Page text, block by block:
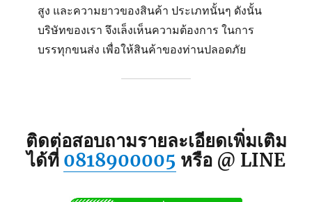
สูง และความยาวของสินค้า ประเภทนั้นๆ ดังนั้น
บริษัทของเรา จึงเล็งเห็นความต้องการ ในการ
บรรทุกขนส่ง เพื่อให้สินค้าของท่านปลอดภัย
ติดต่อสอบถามรายละเอียดเพิ่มเติม
ได้ที่ 0818900005 หรือ @ LINE